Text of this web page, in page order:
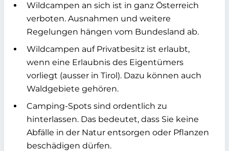
Wildcampen an sich ist in ganz Österreich
verboten. Ausnahmen und weitere
Regelungen hängen vom Bundesland ab.
Wildcampen auf Privatbesitz ist erlaubt,
wenn eine Erlaubnis des Eigentümers
vorliegt (ausser in Tirol). Dazu können auch
Waldgebiete gehören.
Camping-Spots sind ordentlich zu
hinterlassen. Das bedeutet, dass Sie keine
Abfälle in der Natur entsorgen oder Pflanzen
beschädigen dürfen.